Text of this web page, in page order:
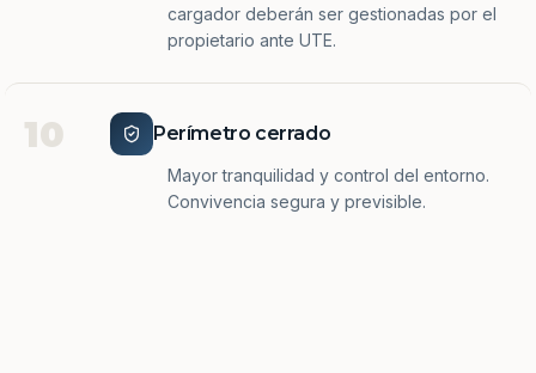
cargador deberán ser gestionadas por el
propietario ante UTE.
10 Perímetro cerrado
Mayor tranquilidad y control del entorno.
Convivencia segura y previsible.